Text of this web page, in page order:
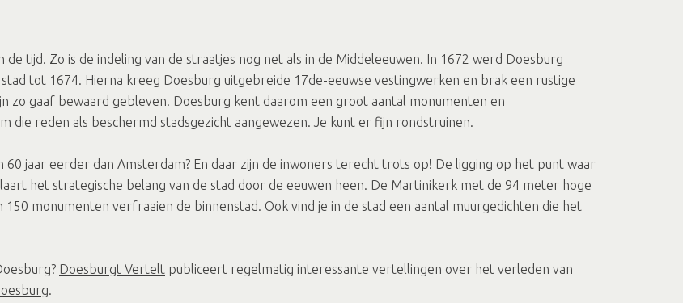
tijd. Zo is de indeling van de straatjes nog net als in de Middeleeuwen. In 1672 werd Doesburg
tot 1674. Hierna kreeg Doesburg uitgebreide 17de-eeuwse vestingwerken en brak een rustige
zo gaaf bewaard gebleven! Doesburg kent daarom een groot aantal monumenten en
die reden als beschermd stadsgezicht aangewezen. Je kunt er fijn rondstruinen.
60 jaar eerder dan Amsterdam? En daar zijn de inwoners terecht trots op! De ligging op het punt waar
het strategische belang van de stad door de eeuwen heen. De Martinikerk met de 94 meter hoge
monumenten verfraaien de binnenstad. Ook vind je in de stad een aantal muurgedichten die het
Doesburgt Vertelt publiceert regelmatig interessante vertellingen over het verleden van
.